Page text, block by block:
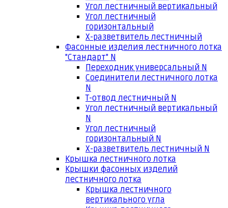
Угол лестничный вертикальный
Угол лестничный
горизонтальный
Х-разветвитель лестничный
Фасонные изделия лестничного лотка
"Стандарт" N
Переходник универсальный N
Соединители лестничного лотка
N
Т-отвод лестничный N
Угол лестничный вертикальный
N
Угол лестничный
горизонтальный N
Х-разветвитель лестничный N
Крышка лестничного лотка
Крышки фасонных изделий
лестничного лотка
Крышка лестничного
вертикального угла